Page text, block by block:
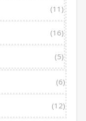
(11)
(16)
(5)
(6)
(12)